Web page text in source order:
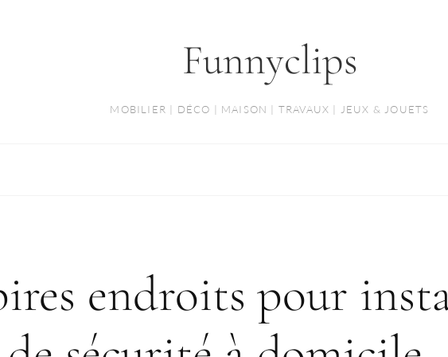
Funnyclips
MOBILIER | DÉCO | MAISON | TRAVAUX | JEUX & JOUETS
endroits pour